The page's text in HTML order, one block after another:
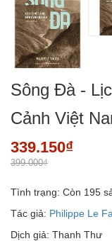
Sông Đà -
Cảnh Việt
339.150₫
399.000₫
Tình trạng: Còn 195
Tác giả: Philippe Le
Dịch giả: Thanh Thư